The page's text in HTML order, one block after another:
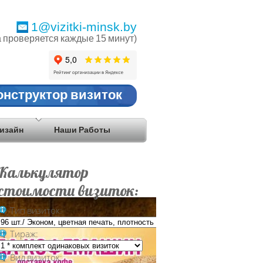
1@vizitki-minsk.by
проверяется каждые 15 минут)
визиток
Наши Работы
визиток:
Тип визиток:
Тираж:
Вид визиток: